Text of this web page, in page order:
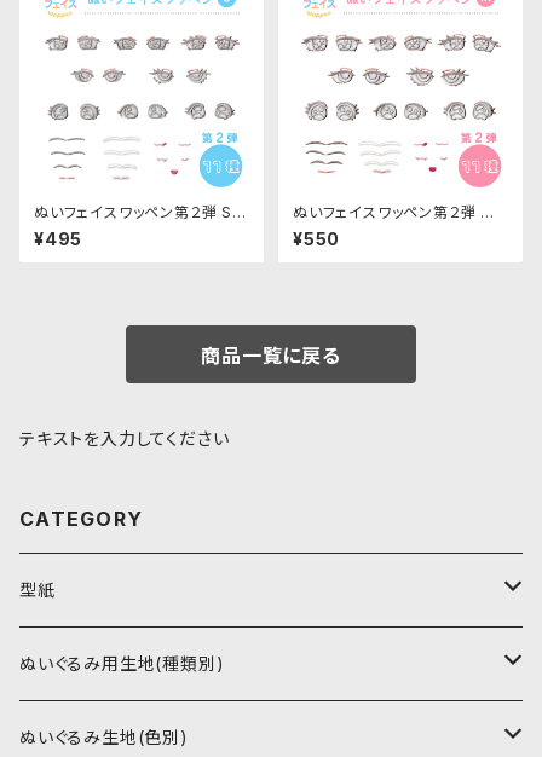
ぬいフェイスワッペン第２弾 Sサ
イズ 各種｜清原株式会社
¥495
ぬいフェイスワッペン第２弾 M
サイズ 各種｜清原株式会社
¥550
商品一覧に戻る
テキストを入力してください
CATEGORY
型紙
書籍（紙の本）
PDFデータ（ダウンロード）
ぬいぐるみ用生地(種類別)
ソフトボア（短毛）
ぬいぐるみ生地(色別)